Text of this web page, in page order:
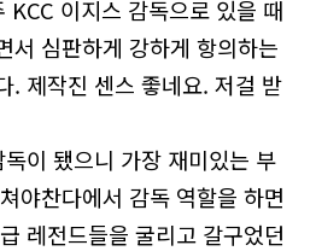
KCC 이지스 감독으로 있을 때
서 심판하게 강하게 항의하는
. 제작진 센스 좋네요. 저걸 받
이 됐으니 가장 재미있는 부
야찬다에서 감독 역할을 하면
레전드들을 굴리고 갈구었던